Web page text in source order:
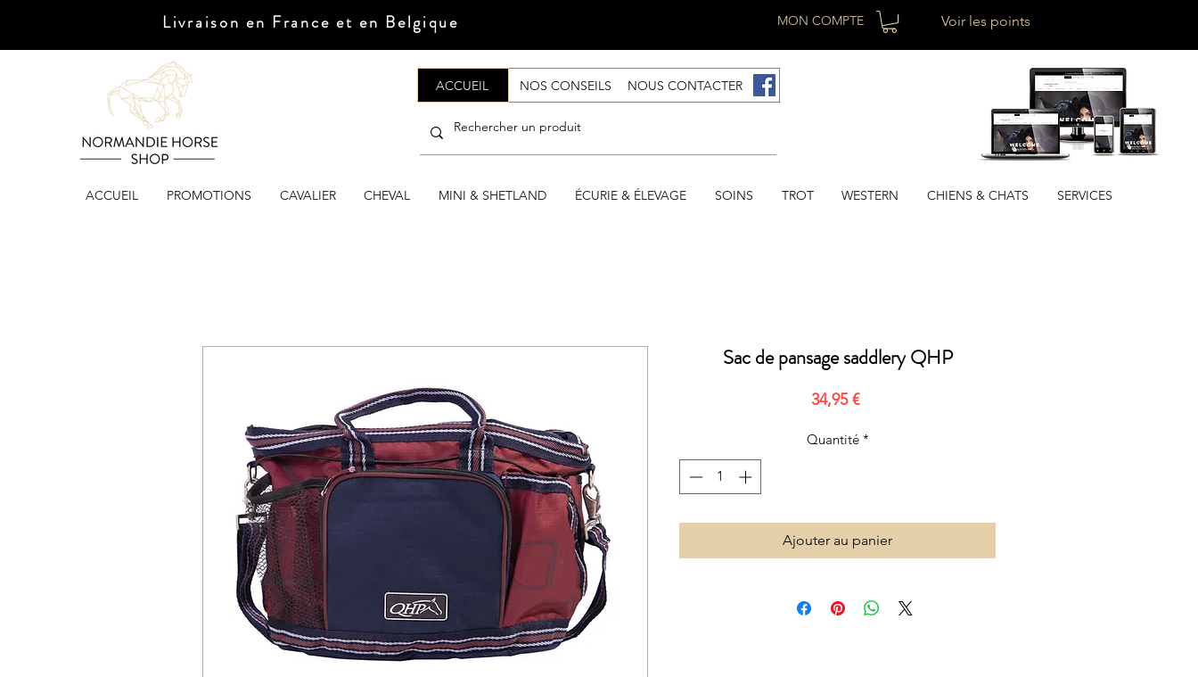
Livraison en France et en Belgique MON COMPTE Voir les points
ACCUEIL NOS CONSEILS NOUS CONTACTER .
ACCUEIL PROMOTIONS CAVALIER CHEVAL MINI & SHETLAND ÉCURIE & ÉLEVAGE SOINS TROT WESTERN CHIENS & CHATS SERVICES
Sac de pansage saddlery QHP
34,95 €Prix
Quantité *
Ajouter au panier